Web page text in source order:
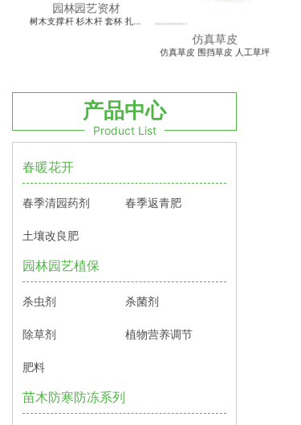
园林园艺资材
树木支撑杆 杉木杆 套杯 扎带
仿真草皮
仿真草皮 围挡草皮 人工草坪
产品中心
Product List
春暖花开
春季清园药剂 春季返青肥
土壤改良肥
园林园艺植保
杀虫剂 杀菌剂
除草剂 植物营养调节
肥料
苗木防寒防冻系列